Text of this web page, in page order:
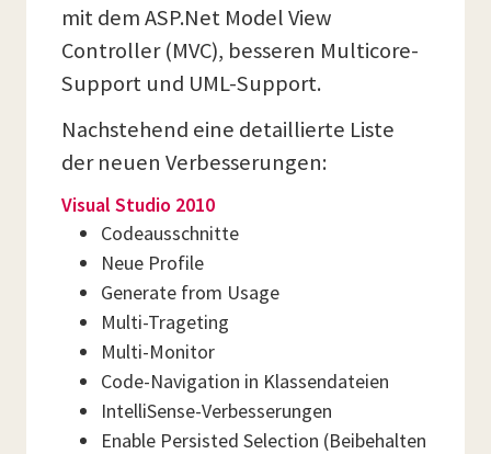
mit dem ASP.Net Model View
Controller (MVC), besseren Multicore-
Support und UML-Support.
Nachstehend eine detaillierte Liste
der neuen Verbesserungen:
Visual Studio 2010
Codeausschnitte
Neue Profile
Generate from Usage
Multi-Trageting
Multi-Monitor
Code-Navigation in Klassendateien
IntelliSense-Verbesserungen
Enable Persisted Selection (Beibehalten